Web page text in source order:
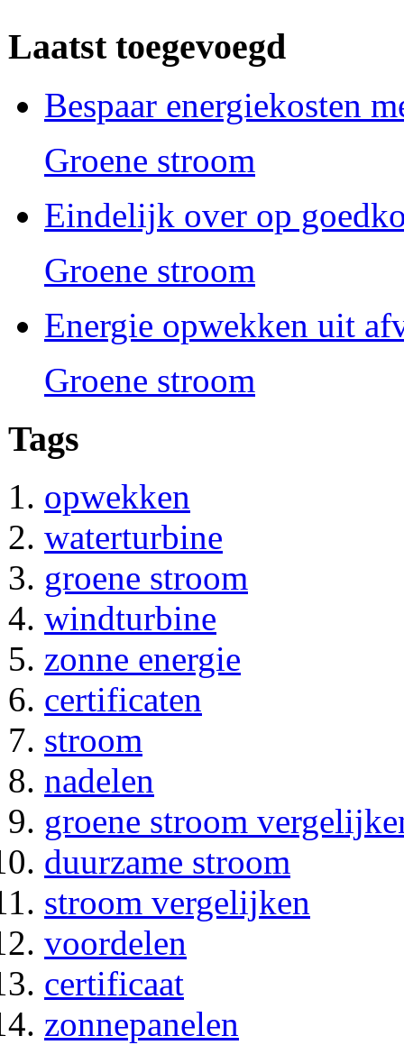
Laatst toegevoegd
Bespaar energiekosten
Groene stroom
Eindelijk over op
Groene stroom
Energie opwekken uit
Groene stroom
Tags
opwekken
waterturbine
groene stroom
windturbine
zonne energie
certificaten
stroom
nadelen
groene stroom
duurzame stroom
stroom vergelijken
voordelen
certificaat
zonnepanelen